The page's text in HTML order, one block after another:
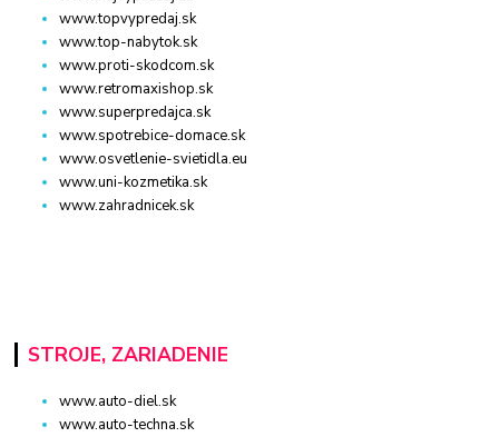
www.topvypredaj.sk
www.top-nabytok.sk
www.proti-skodcom.sk
www.retromaxishop.sk
www.superpredajca.sk
www.spotrebice-domace.sk
www.osvetlenie-svietidla.eu
www.uni-kozmetika.sk
www.zahradnicek.sk
STROJE, ZARIADENIE
www.auto-diel.sk
www.auto-techna.sk